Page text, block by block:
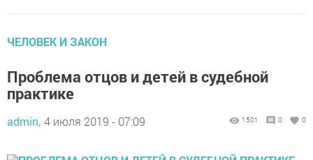
ЧЕЛОВЕК И ЗАКОН
Проблема отцов и детей в судебной
практике
admin, 4 июля 2019 - 07:09 1501 0 0